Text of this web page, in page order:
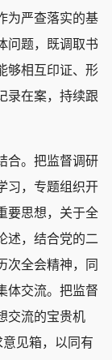
为严查落实的基
问题，既调取书
够相互印证、形
录在案，持续跟
。把监督调研
习，专题组织开
要思想，关于全
述，结合党的二
次全会精神，同
体交流。把监督
交流的宝贵机
意见箱，以同有